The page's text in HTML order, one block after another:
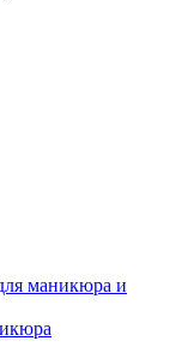
маникюра и